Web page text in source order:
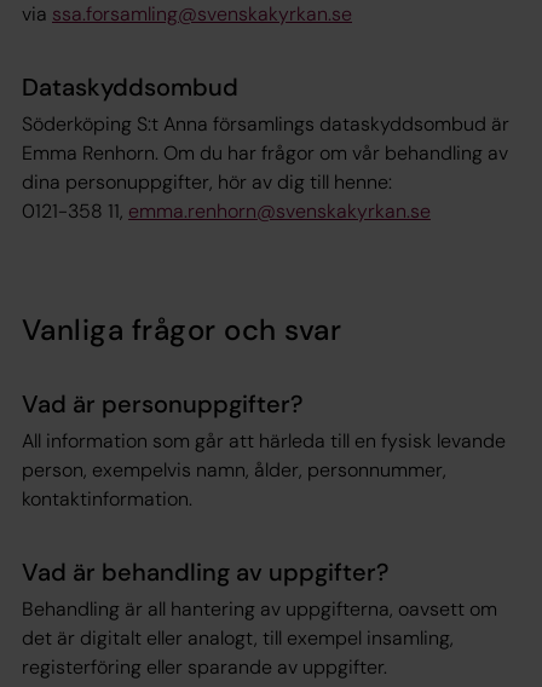
via ssa.forsamling@svenskakyrkan.se
Dataskyddsombud
Söderköping S:t Anna församlings dataskyddsombud är
Emma Renhorn. Om du har frågor om vår behandling av
dina personuppgifter, hör av dig till henne:
0121-358 11, emma.renhorn@svenskakyrkan.se
Vanliga frågor och svar
Vad är personuppgifter?
All information som går att härleda till en fysisk levande
person, exempelvis namn, ålder, personnummer,
kontaktinformation.
Vad är behandling av uppgifter?
Behandling är all hantering av uppgifterna, oavsett om
det är digitalt eller analogt, till exempel insamling,
registerföring eller sparande av uppgifter.